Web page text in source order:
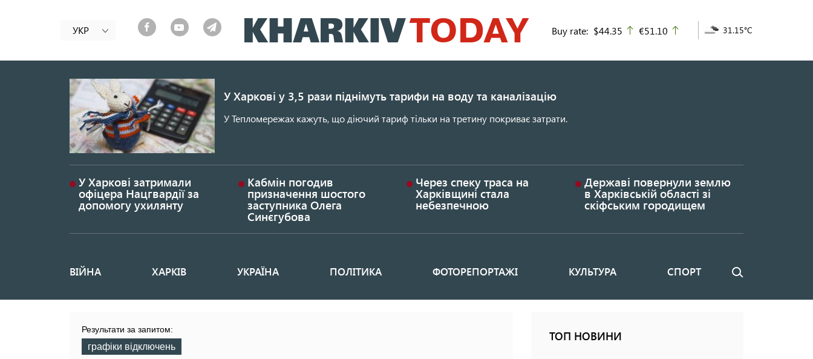
до
основного
УКР Buy rate: $44.35 up
€51.10 31.15°C
У Харкові у 3,5 рази піднімуть тарифи на воду та каналізацію
У Тепломережах кажуть, що діючий тариф тільки на третину покриває затрати.
У Харкові затримали
офіцера Нацгвардії за
допомогу ухилянту
Кабмін погодив
призначення шостого
заступника Олега
Синєгубова
Через спеку траса на
Харківщині стала
небезпечною
Державі повернули землю
в Харківській області зі
скіфським городищем
Основная
ВІЙНА ХАРКІВ УКРАЇНА ПОЛІТИКА ФОТОРЕПОРТАЖІ КУЛЬТУРА СПОРТ Пошук
Результати за запитом:
графіки відключень
ТОП НОВИНИ